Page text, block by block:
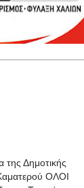
Δημοτικής
ΟΛΟΙ